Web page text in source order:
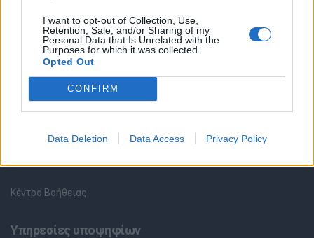
I want to opt-out of Collection, Use,
Retention, Sale, and/or Sharing of my
Personal Data that Is Unrelated with the
Purposes for which it was collected.
Opted Out
CONFIRM
Data Deletion Data Access Privacy Policy
Θέσεις εργασίας
Όλες οι Θέσεις Εργασίας
Κέντρο Βοήθειας
Υπηρεσίες υποψηφίων